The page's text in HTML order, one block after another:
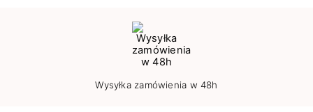
Wysyłka zamówienia w 48h